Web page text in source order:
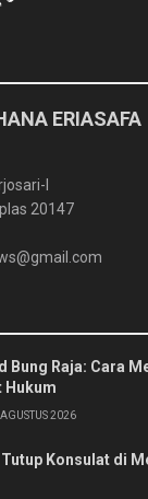
ERIASAFA
I
20147
Bung Raja: Cara
Hukum
2026
Tutup Konsulat di